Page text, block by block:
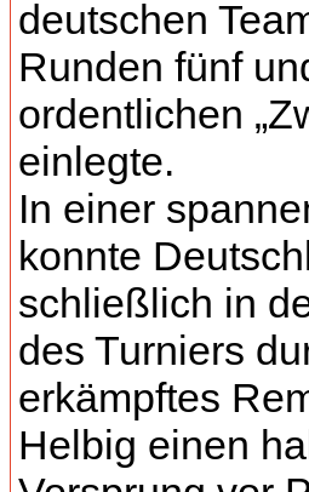
deutschen
Runden fünf
ordentlichen
einlegte.
In einer
konnte
schließlich in
des Turniers
erkämpftes
Helbig einen